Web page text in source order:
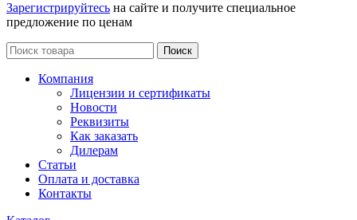
Зарегистрируйтесь на сайте и получите специальное
предложение по ценам
Поиск
Компания
Лицензии и сертификаты
Новости
Реквизиты
Как заказать
Дилерам
Статьи
Оплата и доставка
Контакты